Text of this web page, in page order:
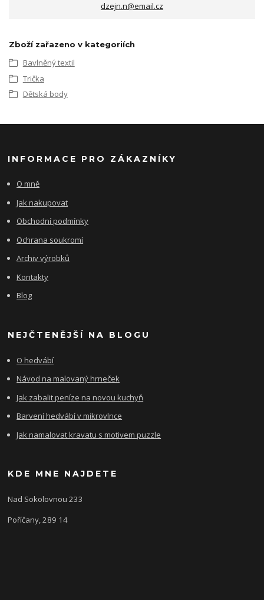
dzejn.n@email.cz
Zboží zařazeno v kategoriích
Bavlněný textil
Trička
Dětská body
INFORMACE PRO ZÁKAZNÍKY
O mně
Jak nakupovat
Obchodní podmínky
Ochrana soukromí
Archiv výrobků
Kontakty
Blog
NEJČTENĚJŠÍ NA BLOGU
O hedvábí
Návod na malovaný hrneček
Jak zabalit peníze na novou kuchyň
Barvení hedvábí v mikrovlnce
Jak namalovat kravatu s motivem puzzle
KDE MNE NAJDETE
Nad Sokolovnou 233
Poříčany, 289 14